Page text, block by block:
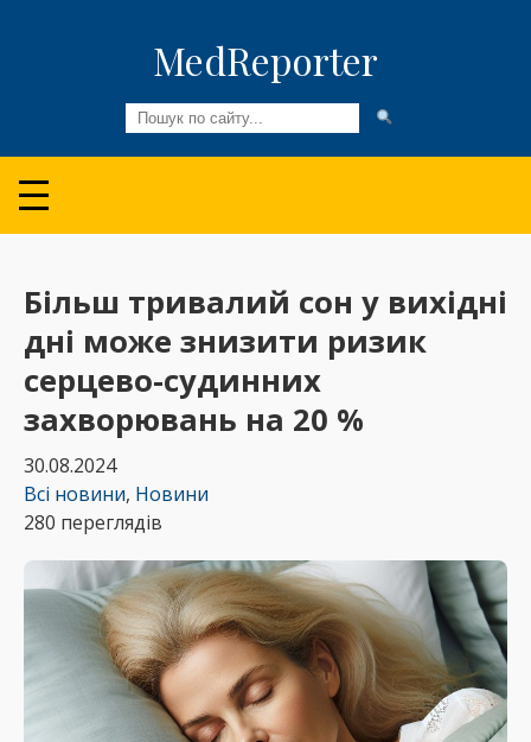
MedReporter
Всі новини
Огляди та Аналітика
Медспільнота
Колонки
Відео
Більш тривалий сон у вихідні
дні може знизити ризик
серцево-судинних
захворювань на 20 %
30.08.2024
Всі новини, Новини
280 переглядів